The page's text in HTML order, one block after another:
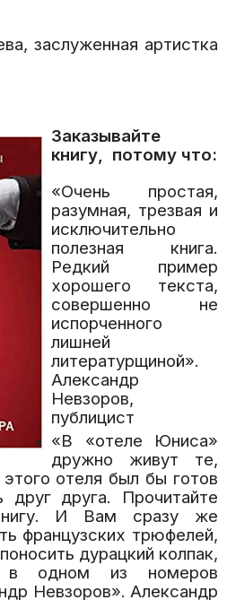
артистка
Заказывайте
книгу, потому что:
«Очень простая,
разумная, трезвая и
исключительно
полезная книга.
Редкий пример
хорошего текста,
совершенно не
испорченного
лишней
литературщиной».
Александр
Невзоров,
публицист
«В «отеле Юниса»
дружно живут те,
отеля был бы готов
друг друга. Прочитайте
И Вам сразу же
французских трюфелей,
дурацкий колпак,
в одном из номеров
Невзоров». Александр